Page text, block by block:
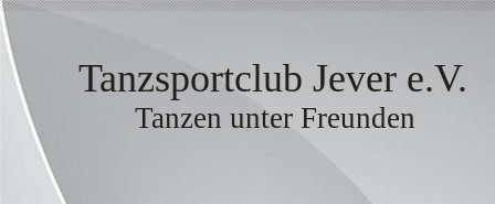
Tanzsportclub Jever e.V.
Tanzen unter Freunden